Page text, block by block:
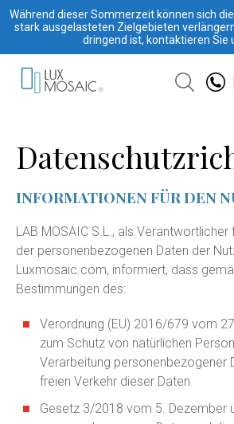
Während dieser Sommerzeit können sich
stark ausgelasteten Zielgebieten
dringend ist, kontaktieren Sie
INFORMATIONEN FÜR DEN
LAB MOSAIC S.L., als
der personenbezogenen Daten der
Luxmosaic.com, informiert, dass
Bestimmungen des:
Verordnung (EU) 2016/679 vom
zum Schutz von natürlichen
Verarbeitung personenbezogener
freien Verkehr dieser Daten.
Gesetz 3/2018 vom 5. Dezember